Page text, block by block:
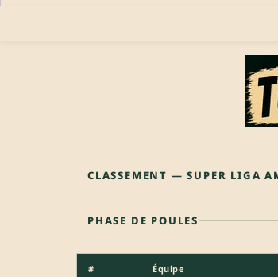
CLASSEMENT — SUPER LIGA
PHASE DE POULES
# Équipe